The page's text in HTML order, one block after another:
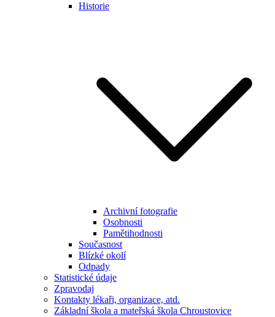
Historie
Archivní fotografie
Osobnosti
Pamětihodnosti
Současnost
Blízké okolí
Odpady
Statistické údaje
Zpravodaj
Kontakty lékaři, organizace, atd.
Základní škola a mateřská škola Chroustovice